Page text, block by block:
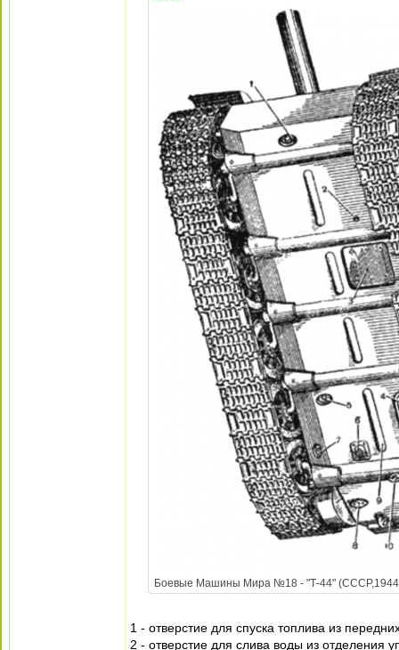
Боевые Машины Мира №18 - "Т-44" (СССР,1944)
1 - отверстие для спуска топлива из
2 - отверстие для слива воды из отделения